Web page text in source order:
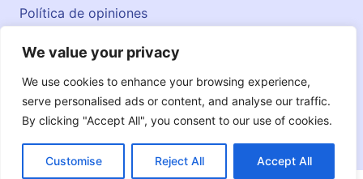
We value your privacy
We use cookies to enhance your browsing experience,
serve personalised ads or content, and analyse our traffic.
By clicking "Accept All", you consent to our use of cookies.
Customise Reject All Accept All
© 2026 englishatlas.es
Política de opiniones
Contacto